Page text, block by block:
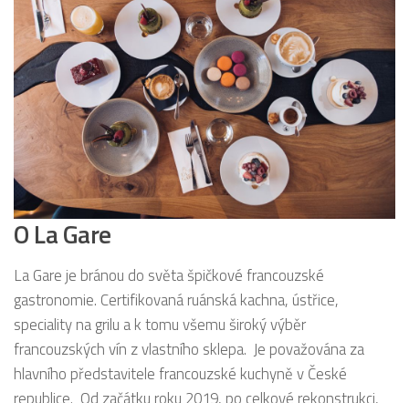
O La Gare
La Gare je bránou do světa špičkové francouzské
gastronomie. Certifikovaná ruánská kachna, ústřice,
speciality na grilu a k tomu všemu široký výběr
francouzských vín z vlastního sklepa. Je považována za
hlavního představitele francouzské kuchyně v České